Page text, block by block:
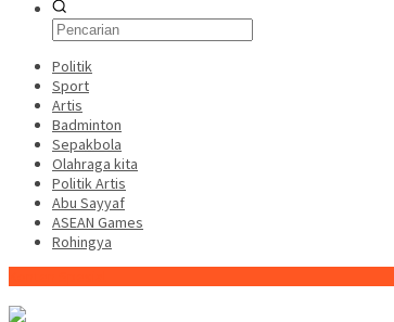
Politik
Sport
Artis
Badminton
Sepakbola
Olahraga kita
Politik Artis
Abu Sayyaf
ASEAN Games
Rohingya